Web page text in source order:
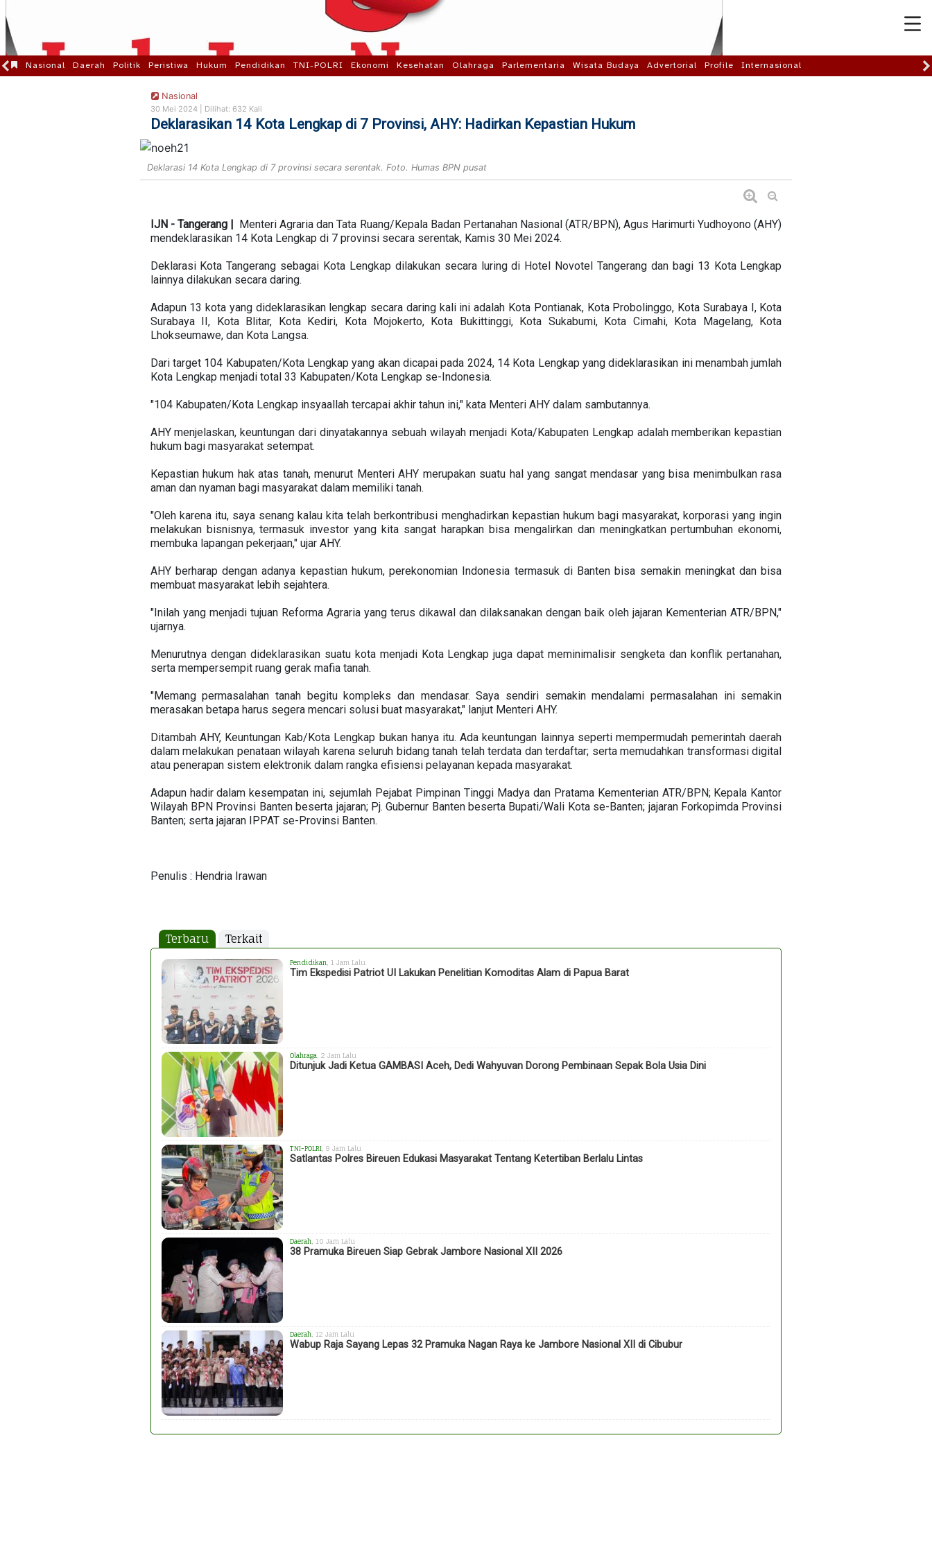
Nasional Daerah Politik Peristiwa Hukum Pendidikan TNI-POLRI Ekonomi Kesehatan Olahraga Parlementaria Wisata Budaya Advertorial Profile Internasional
Nasional
30 Mei 2024 | Dilihat: 632 Kali
Deklarasikan 14 Kota Lengkap di 7 Provinsi, AHY: Hadirkan Kepastian Hukum
Deklarasi 14 Kota Lengkap di 7 provinsi secara serentak. Foto. Humas BPN pusat
IJN - Tangerang | Menteri Agraria dan Tata Ruang/Kepala Badan Pertanahan Nasional (ATR/BPN), Agus Harimurti Yudhoyono (AHY)
mendeklarasikan 14 Kota Lengkap di 7 provinsi secara serentak, Kamis 30 Mei 2024.
Deklarasi Kota Tangerang sebagai Kota Lengkap dilakukan secara luring di Hotel Novotel Tangerang dan bagi 13 Kota Lengkap
lainnya dilakukan secara daring.
Adapun 13 kota yang dideklarasikan lengkap secara daring kali ini adalah Kota Pontianak, Kota Probolinggo, Kota Surabaya I, Kota
Surabaya II, Kota Blitar, Kota Kediri, Kota Mojokerto, Kota Bukittinggi, Kota Sukabumi, Kota Cimahi, Kota Magelang, Kota
Lhokseumawe, dan Kota Langsa.
Dari target 104 Kabupaten/Kota Lengkap yang akan dicapai pada 2024, 14 Kota Lengkap yang dideklarasikan ini menambah jumlah
Kota Lengkap menjadi total 33 Kabupaten/Kota Lengkap se-Indonesia.
"104 Kabupaten/Kota Lengkap insyaallah tercapai akhir tahun ini," kata Menteri AHY dalam sambutannya.
AHY menjelaskan, keuntungan dari dinyatakannya sebuah wilayah menjadi Kota/Kabupaten Lengkap adalah memberikan kepastian
hukum bagi masyarakat setempat.
Kepastian hukum hak atas tanah, menurut Menteri AHY merupakan suatu hal yang sangat mendasar yang bisa menimbulkan rasa
aman dan nyaman bagi masyarakat dalam memiliki tanah.
"Oleh karena itu, saya senang kalau kita telah berkontribusi menghadirkan kepastian hukum bagi masyarakat, korporasi yang ingin
melakukan bisnisnya, termasuk investor yang kita sangat harapkan bisa mengalirkan dan meningkatkan pertumbuhan ekonomi,
membuka lapangan pekerjaan," ujar AHY.
AHY berharap dengan adanya kepastian hukum, perekonomian Indonesia termasuk di Banten bisa semakin meningkat dan bisa
membuat masyarakat lebih sejahtera.
"Inilah yang menjadi tujuan Reforma Agraria yang terus dikawal dan dilaksanakan dengan baik oleh jajaran Kementerian ATR/BPN,"
ujarnya.
Menurutnya dengan dideklarasikan suatu kota menjadi Kota Lengkap juga dapat meminimalisir sengketa dan konflik pertanahan,
serta mempersempit ruang gerak mafia tanah.
"Memang permasalahan tanah begitu kompleks dan mendasar. Saya sendiri semakin mendalami permasalahan ini semakin
merasakan betapa harus segera mencari solusi buat masyarakat," lanjut Menteri AHY.
Ditambah AHY, Keuntungan Kab/Kota Lengkap bukan hanya itu. Ada keuntungan lainnya seperti mempermudah pemerintah daerah
dalam melakukan penataan wilayah karena seluruh bidang tanah telah terdata dan terdaftar; serta memudahkan transformasi digital
atau penerapan sistem elektronik dalam rangka efisiensi pelayanan kepada masyarakat.
Adapun hadir dalam kesempatan ini, sejumlah Pejabat Pimpinan Tinggi Madya dan Pratama Kementerian ATR/BPN; Kepala Kantor
Wilayah BPN Provinsi Banten beserta jajaran; Pj. Gubernur Banten beserta Bupati/Wali Kota se-Banten; jajaran Forkopimda Provinsi
Banten; serta jajaran IPPAT se-Provinsi Banten.
Penulis : Hendria Irawan
Terbaru Terkait
Pendidikan , 1 Jam Lalu
Tim Ekspedisi Patriot UI Lakukan Penelitian Komoditas Alam di Papua Barat
Olahraga , 2 Jam Lalu
Ditunjuk Jadi Ketua GAMBASI Aceh, Dedi Wahyuvan Dorong Pembinaan Sepak Bola Usia Dini
TNI-POLRI , 9 Jam Lalu
Satlantas Polres Bireuen Edukasi Masyarakat Tentang Ketertiban Berlalu Lintas
Daerah , 10 Jam Lalu
38 Pramuka Bireuen Siap Gebrak Jambore Nasional XII 2026
Daerah , 12 Jam Lalu
Wabup Raja Sayang Lepas 32 Pramuka Nagan Raya ke Jambore Nasional XII di Cibubur